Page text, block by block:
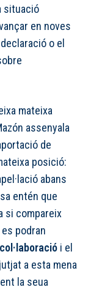
situació
en noves
o el
mateixa
assenyala
de
posició:
abans
entén que
si compareix
podran
col·laboració i el
a esta mena
la seua